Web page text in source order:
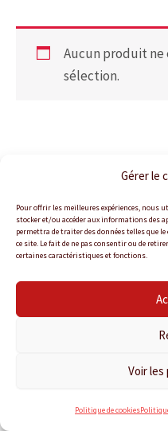
Gérer le
Pour offrir les meilleures expériences, nous
stocker et/ou accéder aux informations des
permettra de traiter des données telles que
ce site. Le fait de ne pas consentir ou de
certaines caractéristiques et fonctions.
Voir
Politique de cookies
Aucun produit ne
sélection.
Politique
Conditions
Nous